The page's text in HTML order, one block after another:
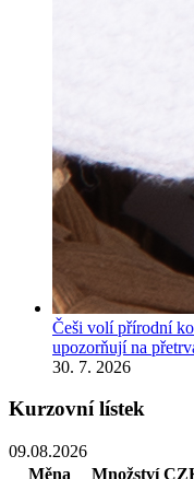
Češi volí přírodní
upozorňují na
30. 7. 2026
Kurzovní lístek
09.08.2026
Měna
Množství